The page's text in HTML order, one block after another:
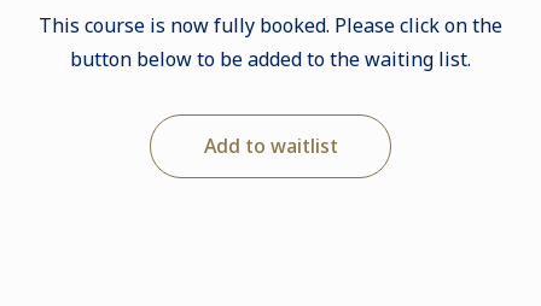
This course is now fully booked. Please click on the
button below to be added to the waiting list.
Add to waitlist